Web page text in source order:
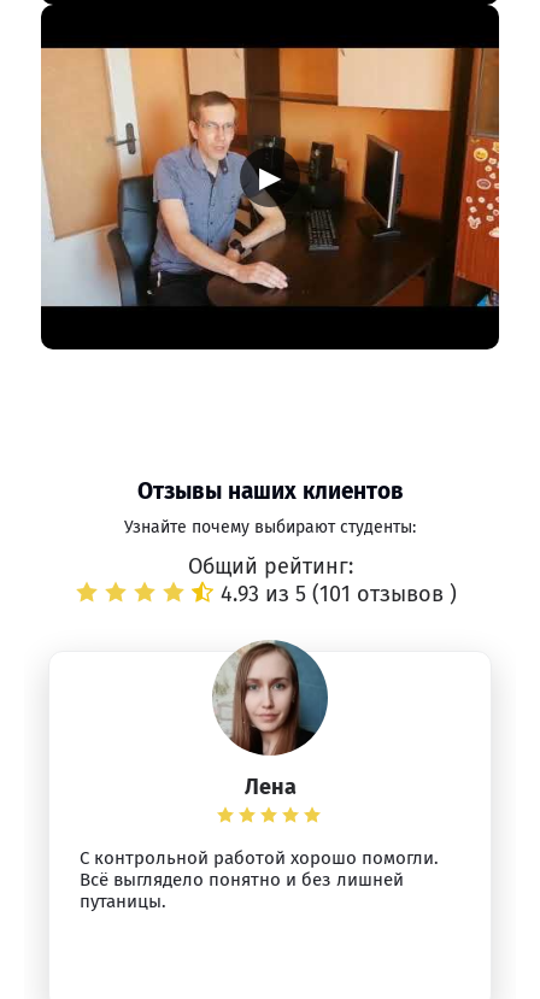
▶
Отзывы наших клиентов
Узнайте почему выбирают студенты:
Общий рейтинг:
4.93 из 5 (101 отзывов )
Лена
С контрольной работой хорошо помогли.
Всё выглядело понятно и без лишней
путаницы.